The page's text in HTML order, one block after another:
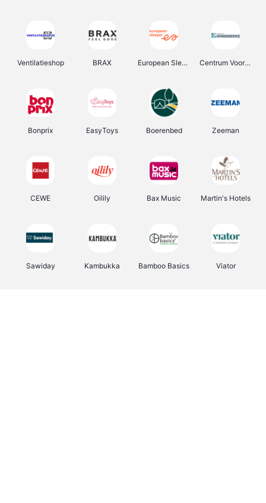
Ventilatieshop BRAX European Sleeper Centrum Voor Avondonderwijs
Bonprix EasyToys Boerenbed Zeeman
CEWE Oilily Bax Music Martin's Hotels
Sawiday Kambukka Bamboo Basics Viator